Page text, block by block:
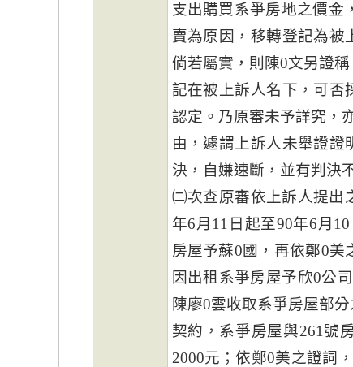
支出購買系爭房地之價金
賣為原因，移轉登記為被
倘若屬實，則陳0文另證
記在被上訴人名下，可否
認定。乃原審未予詳究，
由，遽謂上訴人未舉證證
決，自嫌速斷，並有判決
㈡次查原審依上訴人提出
年6月11日起至90年6月
房屋予蘇0國，再依鄭0美
因出租系爭房屋予欣0公
陳廖0雲收取系爭房屋部
契約，系爭房屋與261號
2000元；依鄭0美之證詞